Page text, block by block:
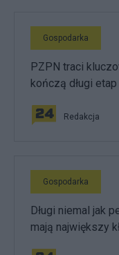
Gospodarka
PZPN traci
kończą długi etap
Redakcja
Gospodarka
Długi niemal jak
mają największy